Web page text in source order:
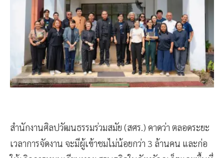
สำนักงานศิลปวัฒนธรรมร่วมสมัย (สศร.) คาดว่า ตลอดระยะ
เวลาการจัดงาน จะมีผู้เข้าชมไม่น้อยกว่า 3 ล้านคน และก่อ